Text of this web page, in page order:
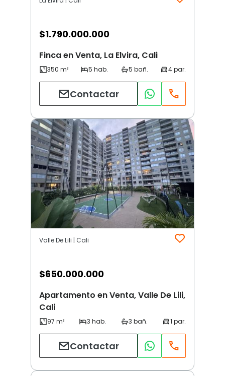
$1.790.000.000
Finca en Venta, La Elvira, Cali
Contactar
Valle De Lili | Cali
$650.000.000
Apartamento en Venta, Valle De Lili,
Cali
Contactar